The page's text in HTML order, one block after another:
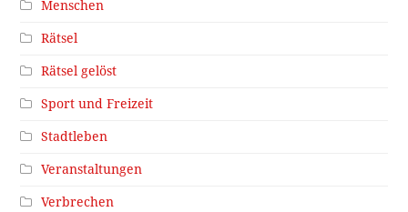
Menschen
Rätsel
Rätsel gelöst
Sport und Freizeit
Stadtleben
Veranstaltungen
Verbrechen